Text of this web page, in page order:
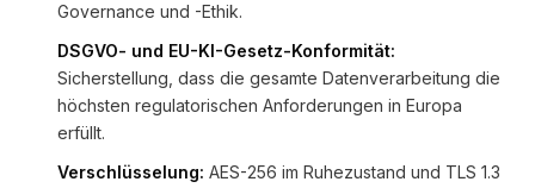
Governance und -Ethik.
DSGVO- und EU-KI-Gesetz-Konformität:
Sicherstellung, dass die gesamte Datenverarbeitung die
höchsten regulatorischen Anforderungen in Europa
erfüllt.
Verschlüsselung: AES-256 im Ruhezustand und TLS 1.3